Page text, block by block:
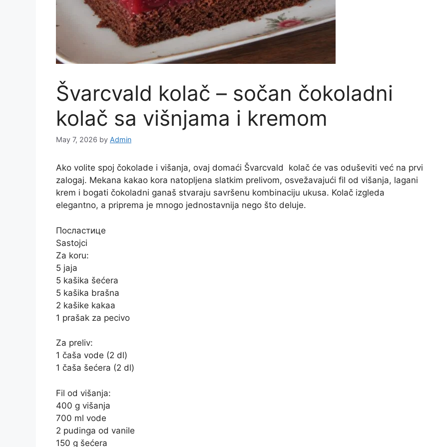
Švarcvald kolač – sočan čokoladni
kolač sa višnjama i kremom
May 7, 2026 by Admin
Ako volite spoj čokolade i višanja, ovaj domaći Švarcvald kolač će vas oduševiti već na prvi
zalogaj. Mekana kakao kora natopljena slatkim prelivom, osvežavajući fil od višanja, lagani
krem i bogati čokoladni ganaš stvaraju savršenu kombinaciju ukusa. Kolač izgleda
elegantno, a priprema je mnogo jednostavnija nego što deluje.
Посластице
Sastojci
Za koru:
5 jaja
5 kašika šećera
5 kašika brašna
2 kašike kakaa
1 prašak za pecivo
Za preliv:
1 čaša vode (2 dl)
1 čaša šećera (2 dl)
Fil od višanja:
400 g višanja
700 ml vode
2 pudinga od vanile
150 g šećera